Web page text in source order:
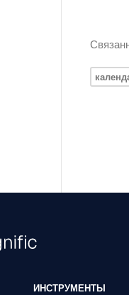
ИНСТРУМЕНТЫ